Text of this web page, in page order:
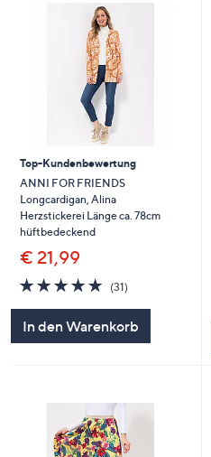
Top-Kundenbewertung
ANNI FOR FRIENDS
Longcardigan, Alina
Herzstickerei Länge ca. 78cm
hüftbedeckend
€ 21,99
4.7
von
(31)31
In den Warenkorb